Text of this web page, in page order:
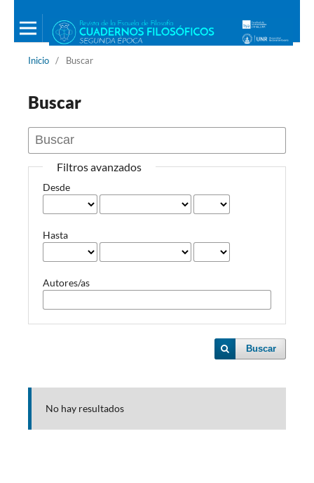
Inicio / Buscar
Buscar
Filtros avanzados
Desde
Hasta
Autores/as
Buscar
No hay resultados